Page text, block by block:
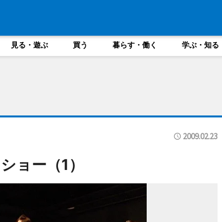
見る・遊ぶ 買う 暮らす・働く 学ぶ・知る
2009.02.23
ョー（1）